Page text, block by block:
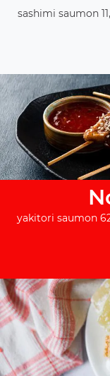
sashimi saumon
yakitori saumon